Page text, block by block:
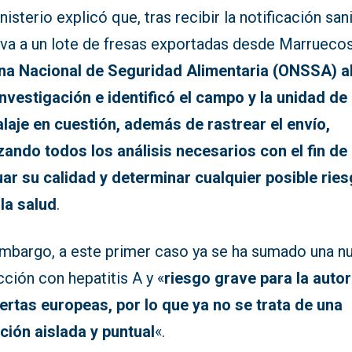
explicó que, tras recibir la notificación
a un lote de fresas exportadas desde
Nacional de Seguridad Alimentaria (ONSSA)
e identificó el campo y la unidad de
en cuestión, además de rastrear el envío,
todos los análisis necesarios con el fin de
su calidad y determinar cualquier posible
salud.
a este primer caso ya se ha sumado una
con hepatitis A y «riesgo grave para la
europeas, por lo que ya no se trata de una
aislada y puntual«.